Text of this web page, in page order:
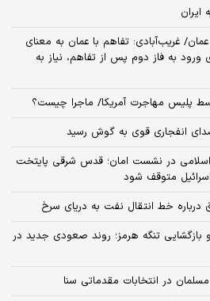
ایران
عمان/ غریب‌آبادی: تفاهم با عمان به معنای
به فاز دوم پس از تفاهم، نیاز به
پلیس مهاجرت آمریکا/ ماجرا چیست؟
انفجاری قوی به گوش رسید
اسلامی در نشست امان؛ قدس شرقی پایتخت
متوقف شود
درباره خط انتقال نفت به دریای سرخ
تنگه هرمز؛ روند صعودی جدید در
در انتخابات مقدماتی سنا